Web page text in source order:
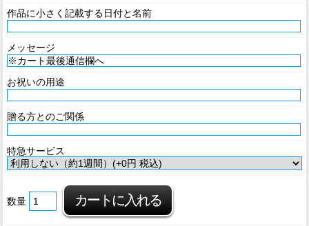
作品に小さく記載する日付と名前
メッセージ
お祝いの用途
贈る方とのご関係
特急サービス
数量